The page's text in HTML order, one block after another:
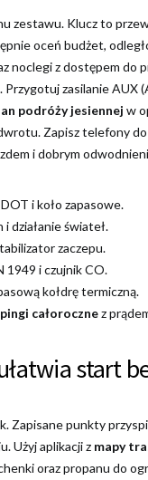
zestawu. Klucz to
oceń budżet,
noclegi z dostępem do
zasilanie AUX
podróży jesiennej w
Zapisz telefony
i dobrym
i koło zapasowe.
działanie świateł.
zaczepu.
1949 i czujnik CO.
kołdrę termiczną.
całorocznez
start
Zapisane punkty
Użyj aplikacji z mapy
oraz propanu do